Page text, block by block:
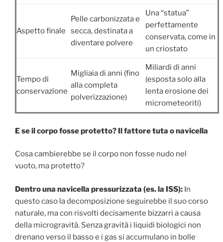
Aspetto finale
Pelle carbonizzata e
secca, destinata a
diventare polvere
Una “statua”
perfettamente
conservata, come in
un criostato
Tempo di
conservazione
Migliaia di anni (fino
alla completa
polverizzazione)
Miliardi di anni
(esposta solo alla
lenta erosione dei
micrometeoriti)
E se il corpo fosse protetto? Il fattore tuta o navicella
Cosa cambierebbe se il corpo non fosse nudo nel
vuoto, ma protetto?
Dentro una navicella pressurizzata (es. la ISS): In
questo caso la decomposizione seguirebbe il suo corso
naturale, ma con risvolti decisamente bizzarri a causa
della microgravità. Senza gravità i liquidi biologici non
drenano verso il basso e i gas si accumulano in bolle